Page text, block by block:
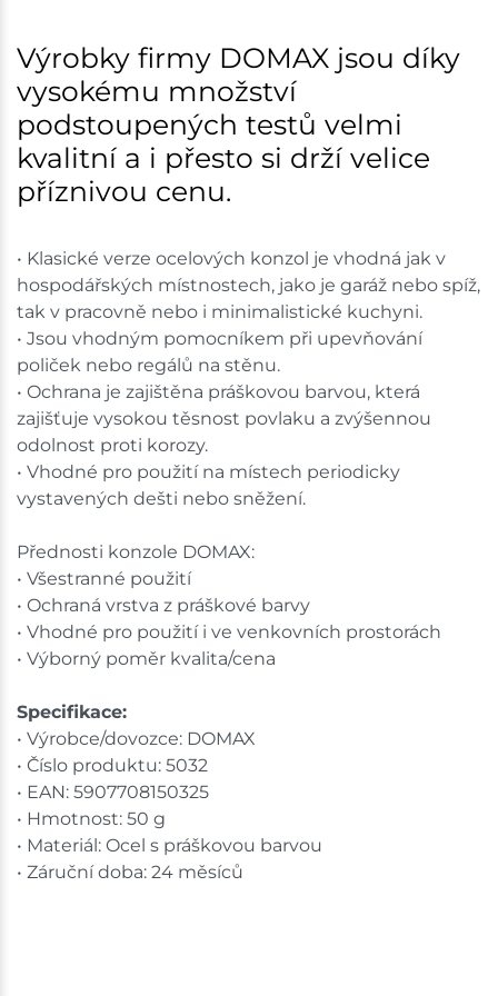
Nové Město
Skladem na prodejně - doručení do 7 dnů
16 ks
Skladové množství na prodejnách je pouze orientační.
Ceny na prodejnách se mohou lišit od cen na e-
shopu.
Výrobky firmy DOMAX jsou díky
vysokému množství
podstoupených testů velmi
kvalitní a i přesto si drží velice
příznivou cenu.
• Klasické verze ocelových konzol je vhodná jak v
hospodářských místnostech, jako je garáž nebo spíž,
tak v pracovně nebo i minimalistické kuchyni.
• Jsou vhodným pomocníkem při upevňování
poliček nebo regálů na stěnu.
• Ochrana je zajištěna práškovou barvou, která
zajišťuje vysokou těsnost povlaku a zvýšennou
odolnost proti korozy.
• Vhodné pro použití na místech periodicky
vystavených dešti nebo sněžení.
Přednosti konzole DOMAX:
• Všestranné použití
• Ochraná vrstva z práškové barvy
• Vhodné pro použití i ve venkovních prostorách
• Výborný poměr kvalita/cena
Specifikace:
• Výrobce/dovozce: DOMAX
• Číslo produktu: 5032
• EAN: 5907708150325
• Hmotnost: 50 g
• Materiál: Ocel s práškovou barvou
• Záruční doba: 24 měsíců